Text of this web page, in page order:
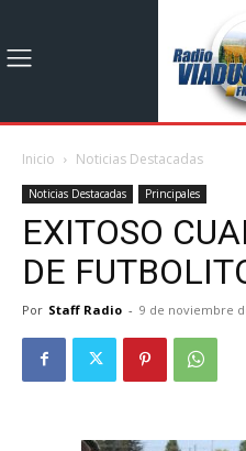
Inicio Noticias Destacadas
Noticias Destacadas Principales
EXITOSO
DE
Por Staff Radio - 9 de noviembre